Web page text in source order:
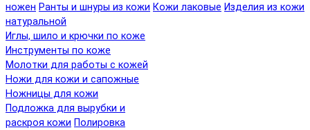
ножен Ранты и шнуры из кожи Кожи лаковые Изделия из кожи
натуральной
Иглы, шило и крючки по коже
Инструменты по коже
Молотки для работы с кожей
Ножи для кожи и сапожные
Ножницы для кожи
Подложка для вырубки и
раскроя кожи Полировка